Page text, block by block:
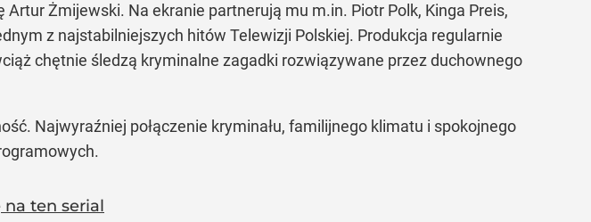
Żmijewski. Na ekranie partnerują mu m.in. Piotr Polk, Kinga Preis,
z najstabilniejszych hitów Telewizji Polskiej. Produkcja regularnie
chętnie śledzą kryminalne zagadki rozwiązywane przez duchownego
Najwyraźniej połączenie kryminału, familijnego klimatu i spokojnego
na ten serial